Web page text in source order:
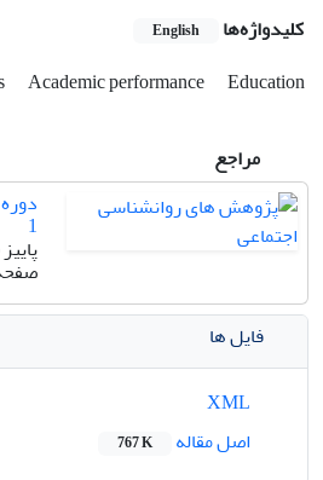
کلیدواژه‌ها English
Academic performance
Education
مراجع
1
پاییز 1396
فایل ها
اصل مقاله
767 K